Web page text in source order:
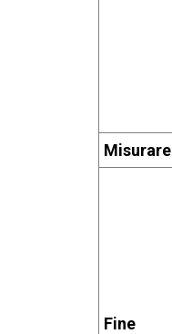
Misurare
Fine